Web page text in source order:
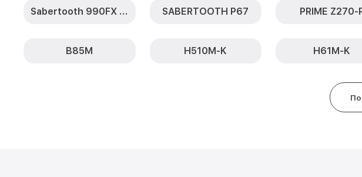
Sabertooth 990FX R2.0 SABERTOOTH P67 PRIME Z270-
B85M H510M-K H61M-K